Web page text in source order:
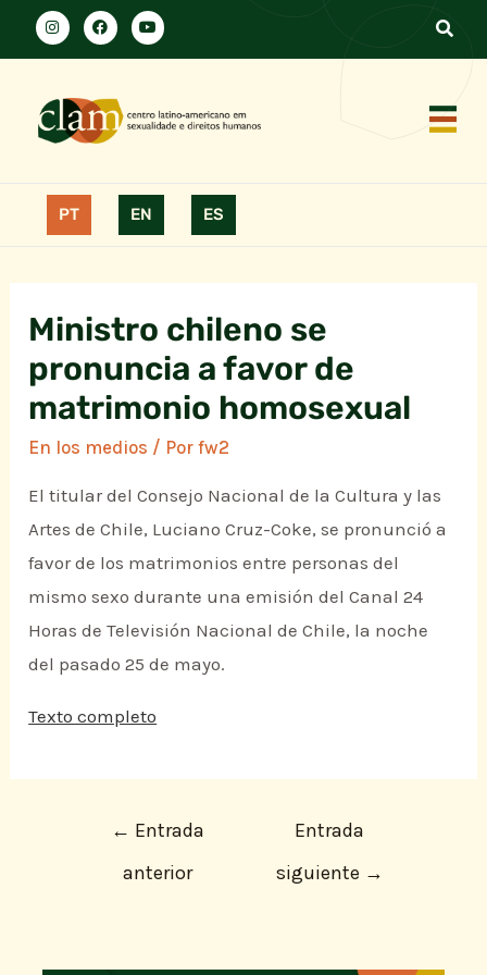
PT EN ES
Ministro chileno se
pronuncia a favor de
matrimonio homosexual
En los medios / Porfw2
El titular del Consejo Nacional de la Cultura y las
Artes de Chile, Luciano Cruz-Coke, se pronunció a
favor de los matrimonios entre personas del
mismo sexo durante una emisión del Canal 24
Horas de Televisión Nacional de Chile, la noche
del pasado 25 de mayo.
Texto completo
← Entrada
anterior
Entrada
siguiente →